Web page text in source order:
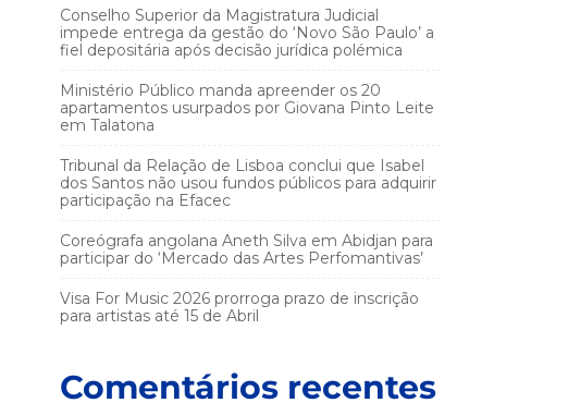
Conselho Superior da Magistratura Judicial
impede entrega da gestão do ‘Novo São Paulo’ a
fiel depositária após decisão jurídica polémica
Ministério Público manda apreender os 20
apartamentos usurpados por Giovana Pinto Leite
em Talatona
Tribunal da Relação de Lisboa conclui que Isabel
dos Santos não usou fundos públicos para adquirir
participação na Efacec
Coreógrafa angolana Aneth Silva em Abidjan para
participar do ‘Mercado das Artes Perfomantivas’
Visa For Music 2026 prorroga prazo de inscrição
para artistas até 15 de Abril
Comentários recentes